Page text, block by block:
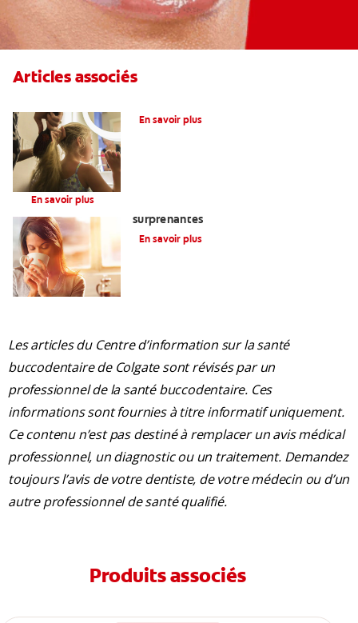
Articles associés
En savoir plus
Infant & Toddler
En savoir plus
surprenantes
En savoir plus
Les articles du Centre d’information sur la santé
buccodentaire de Colgate sont révisés par un
professionnel de la santé buccodentaire. Ces
informations sont fournies à titre informatif uniquement.
Ce contenu n’est pas destiné à remplacer un avis médical
professionnel, un diagnostic ou un traitement. Demandez
toujours l’avis de votre dentiste, de votre médecin ou d’un
autre professionnel de santé qualifié.
Produits associés